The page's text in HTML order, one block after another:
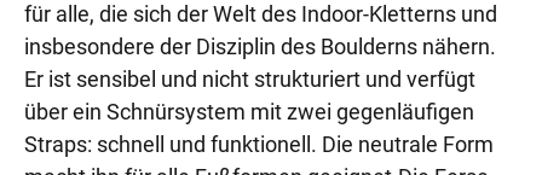
für alle, die sich der Welt des Indoor-Kletterns und
insbesondere der Disziplin des Boulderns nähern.
Er ist sensibel und nicht strukturiert und verfügt
über ein Schnürsystem mit zwei gegenläufigen
Straps: schnell und funktionell. Die neutrale Form